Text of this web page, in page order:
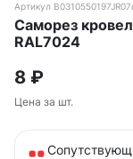
Артикул
Саморез
RAL7024
8 ₽
Цена за шт.